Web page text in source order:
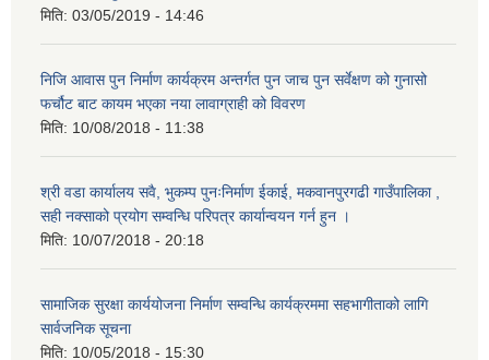
मिति: 03/05/2019 - 14:46
निजि आवास पुन निर्माण कार्यक्रम अन्तर्गत पुन जाच पुन सर्वेक्षण को गुनासो
फर्चौट बाट कायम भएका नया लावाग्राही को विवरण
मिति: 10/08/2018 - 11:38
श्री वडा कार्यालय सवै, भुकम्प पुनःनिर्माण ईकाई, मकवानपुरगढी गाउँपालिका ,
सही नक्साको प्रयोग सम्वन्धि परिपत्र कार्यान्वयन गर्न हुन ।
मिति: 10/07/2018 - 20:18
सामाजिक सुरक्षा कार्ययोजना निर्माण सम्वन्धि कार्यक्रममा सहभागीताको लागि
सार्वजनिक सूचना
मिति: 10/05/2018 - 15:30